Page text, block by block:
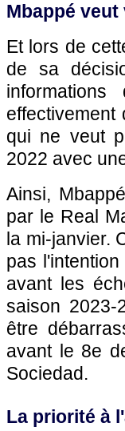
Mbappé
Et lors de
de sa
effectivement
qui ne veut
2022 avec
Ainsi,
par le Real
la mi-janvier.
pas
avant les
saison 2023-
être
avant le 8e
Sociedad.
La priorité à